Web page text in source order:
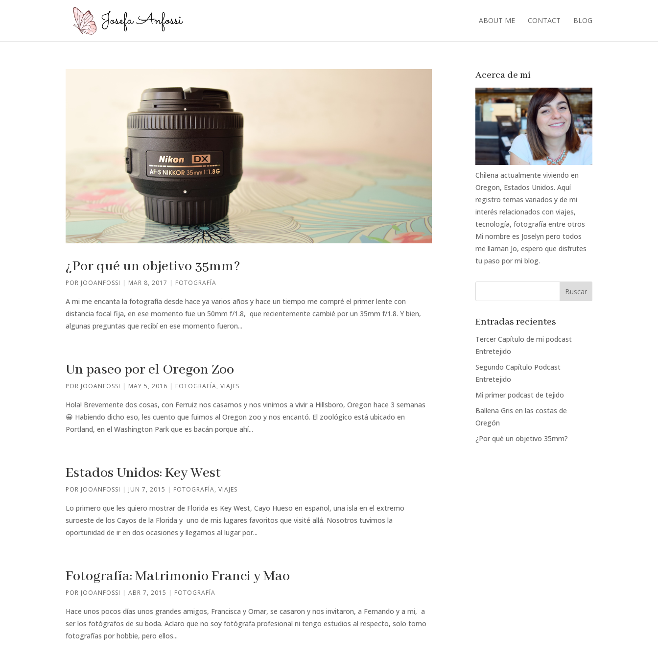
ABOUT ME CONTACT BLOG
¿Por qué un objetivo 35mm?
POR JOOANFOSSI | MAR 8, 2017 | FOTOGRAFÍA
A mi me encanta la fotografía desde hace ya varios años y hace un tiempo me compré el primer lente con
distancia focal fija, en ese momento fue un 50mm f/1.8, que recientemente cambié por un 35mm f/1.8. Y bien,
algunas preguntas que recibí en ese momento fueron...
Un paseo por el Oregon Zoo
POR JOOANFOSSI | MAY 5, 2016 | FOTOGRAFÍA,VIAJES
Hola! Brevemente dos cosas, con Ferruiz nos casamos y nos vinimos a vivir a Hillsboro, Oregon hace 3 semanas
😀 Habiendo dicho eso, les cuento que fuimos al Oregon zoo y nos encantó. El zoológico está ubicado en
Portland, en el Washington Park que es bacán porque ahí...
Estados Unidos: Key West
POR JOOANFOSSI | JUN 7, 2015 | FOTOGRAFÍA,VIAJES
Lo primero que les quiero mostrar de Florida es Key West, Cayo Hueso en español, una isla en el extremo
suroeste de los Cayos de la Florida y uno de mis lugares favoritos que visité allá. Nosotros tuvimos la
oportunidad de ir en dos ocasiones y llegamos al lugar por...
Fotografía: Matrimonio Franci y Mao
POR JOOANFOSSI |ABR 7, 2015 | FOTOGRAFÍA
Hace unos pocos días unos grandes amigos, Francisca y Omar, se casaron y nos invitaron, a Fernando y a mi, a
ser los fotógrafos de su boda. Aclaro que no soy fotógrafa profesional ni tengo estudios al respecto, solo tomo
fotografías por hobbie, pero ellos...
Acerca de mí
Chilena actualmente viviendo en
Oregon, Estados Unidos. Aquí
registro temas variados y de mi
interés relacionados con viajes,
tecnología, fotografía entre otros
Mi nombre es Joselyn pero todos
me llaman Jo, espero que disfrutes
tu paso por mi blog.
Entradas recientes
Tercer Capítulo de mi podcast
Entretejido
Segundo Capítulo Podcast
Entretejido
Mi primer podcast de tejido
Ballena Gris en las costas de
Oregón
¿Por qué un objetivo 35mm?